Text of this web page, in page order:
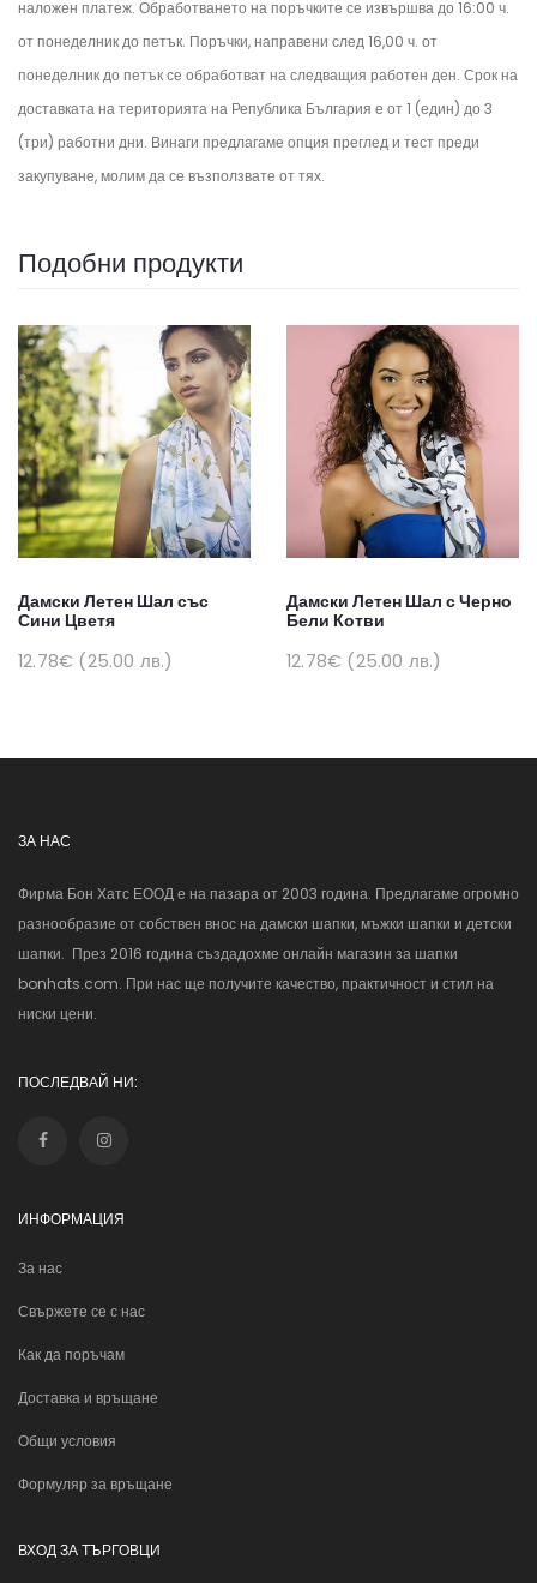
наложен платеж. Обработването на поръчките се извършва до 16:00 ч.
от понеделник до петък. Поръчки, направени след 16,00 ч. от
понеделник до петък се обработват на следващия работен ден. Срок на
доставката на територията на Република България е от 1 (един) до 3
(три) работни дни. Винаги предлагаме опция преглед и тест преди
закупуване, молим да се възползвате от тях.
Подобни продукти
Дамски Летен Шал със
Сини Цветя
12.78€ (25.00 лв.)
Дамски Летен Шал с Черно
Бели Котви
12.78€ (25.00 лв.)
ЗА НАС
Фирма Бон Хатс ЕООД е на пазара от 2003 година. Предлагаме огромно
разнообразие от собствен внос на дамски шапки, мъжки шапки и детски
шапки. През 2016 година създадохме онлайн магазин за шапки
bonhats.com. При нас ще получите качество, практичност и стил на
ниски цени.
ПОСЛЕДВАЙ НИ:
ИНФОРМАЦИЯ
За нас
Свържете се с нас
Как да поръчам
Доставка и връщане
Общи условия
Формуляр за връщане
ВХОД ЗА ТЪРГОВЦИ